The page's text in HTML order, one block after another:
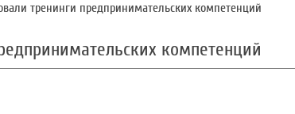
тренинги предпринимательских компетенций
компетенций